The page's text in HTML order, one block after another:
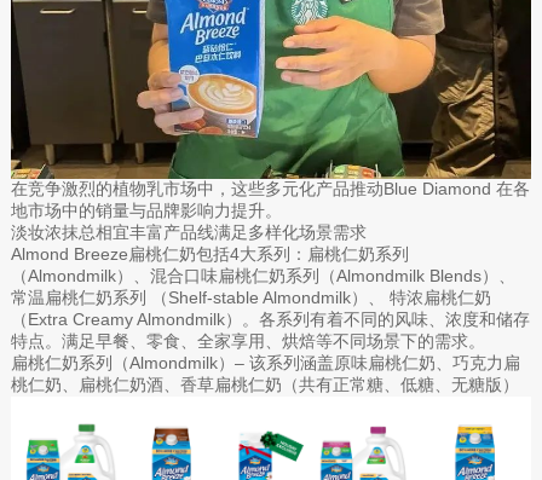
在竞争激烈的植物乳市场中，这些多元化产品推动Blue Diamond 在各
地市场中的销量与品牌影响力提升。
淡妆浓抹总相宜丰富产品线满足多样化场景需求
Almond Breeze扁桃仁奶包括4大系列：扁桃仁奶系列
（Almondmilk）、混合口味扁桃仁奶系列（Almondmilk Blends）、
常温扁桃仁奶系列 （Shelf-stable Almondmilk）、 特浓扁桃仁奶
（Extra Creamy Almondmilk）。各系列有着不同的风味、浓度和储存
特点。满足早餐、零食、全家享用、烘焙等不同场景下的需求。
扁桃仁奶系列（Almondmilk）– 该系列涵盖原味扁桃仁奶、巧克力扁
桃仁奶、扁桃仁奶酒、香草扁桃仁奶（共有正常糖、低糖、无糖版）